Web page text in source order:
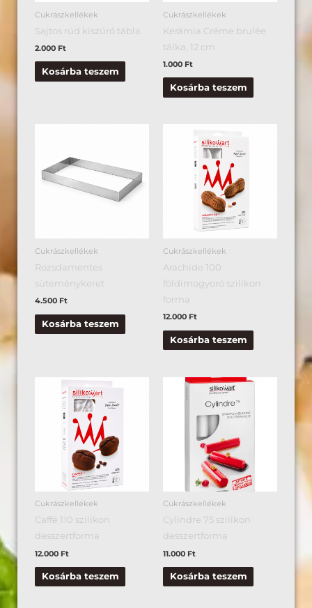
Cukrászkellékek
Sajtos rúd kiszúró tábla
2.000 Ft
Kosárba teszem
Cukrászkellékek
Kerámia Créme brulée
tálka, 12 cm
1.000 Ft
Kosárba teszem
Cukrászkellékek
Rozsdamentes
süteménykeret
4.500 Ft
Kosárba teszem
Cukrászkellékek
Arachide 100
földimogyoró szilikon
forma
12.000 Ft
Kosárba teszem
Cukrászkellékek
Caffé 110 szilikon
desszertforma
12.000 Ft
Kosárba teszem
Cukrászkellékek
Cylindre 75 szilikon
desszertforma
11.000 Ft
Kosárba teszem